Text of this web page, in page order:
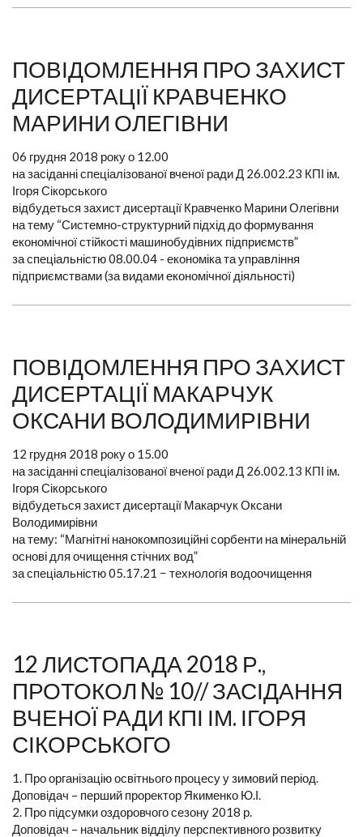
ПОВІДОМЛЕННЯ ПРО ЗАХИСТ
ДИСЕРТАЦІЇ КРАВЧЕНКО
МАРИНИ ОЛЕГІВНИ
06 грудня 2018 року о 12.00
на засіданні спеціалізованої вченої ради Д 26.002.23 КПІ ім.
Ігоря Сікорського
відбудеться захист дисертації Кравченко Марини Олегівни
на тему “Системно-структурний підхід до формування
економічної стійкості машинобудівних підприємств”
за спеціальністю 08.00.04 - економіка та управління
підприємствами (за видами економічної діяльності)
ПОВІДОМЛЕННЯ ПРО ЗАХИСТ
ДИСЕРТАЦІЇ МАКАРЧУК
ОКСАНИ ВОЛОДИМИРІВНИ
12 грудня 2018 року о 15.00
на засіданні спеціалізованої вченої ради Д 26.002.13 КПІ ім.
Ігоря Сікорського
відбудеться захист дисертації Макарчук Оксани
Володимирівни
на тему: “Магнітні нанокомпозиційні сорбенти на мінеральній
основі для очищення стічних вод”
за спеціальністю 05.17.21 − технологія водоочищення
12 ЛИСТОПАДА 2018 Р.,
ПРОТОКОЛ № 10// ЗАСІДАННЯ
ВЧЕНОЇ РАДИ КПІ ІМ. ІГОРЯ
СІКОРСЬКОГО
1. Про організацію освітнього процесу у зимовий період.
Доповідач – перший проректор Якименко Ю.І.
2. Про підсумки оздоровчого сезону 2018 р.
Доповідач – начальник відділу перспективного розвитку